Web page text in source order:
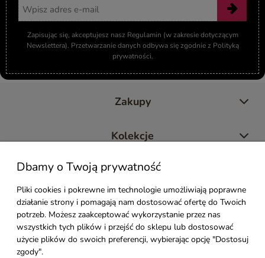
Zapisując się, akceptujesz nasz Regulamin (w zakresie dotyczącym
Newslettera). Przetwarzanie danych odbywa się zgodnie z Polityką
prywatności.
Zakupy
Kolekcje
Moje konto
Pomoc
Styl Mebli
Dbamy o Twoją prywatność
Pliki cookies i pokrewne im technologie umożliwiają poprawne
działanie strony i pomagają nam dostosować ofertę do Twoich
potrzeb. Możesz zaakceptować wykorzystanie przez nas
wszystkich tych plików i przejść do sklepu lub dostosować
użycie plików do swoich preferencji, wybierając opcję "Dostosuj
zgody".